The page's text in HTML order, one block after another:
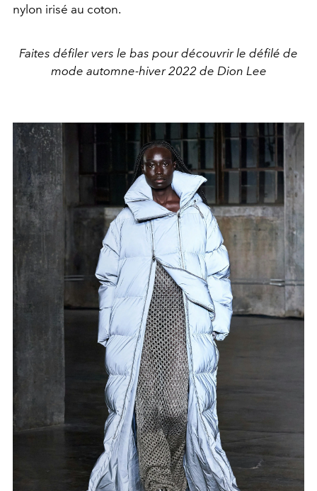
nylon irisé au coton.
Faites défiler vers le bas pour découvrir le défilé de
mode automne-hiver 2022 de Dion Lee